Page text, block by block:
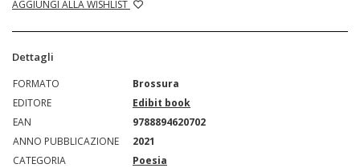
AGGIUNGI ALLA WISHLIST
Dettagli
FORMATO
Brossura
EDITORE
Edibit book
EAN
9788894620702
ANNO PUBBLICAZIONE
2021
CATEGORIA
Poesia